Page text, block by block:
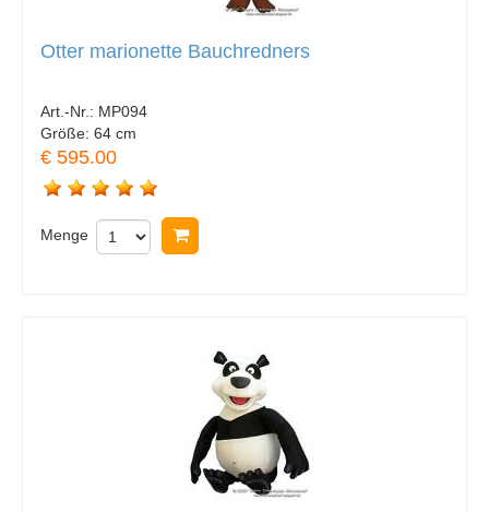
Otter marionette Bauchredners
Art.-Nr.: MP094
Größe: 64 cm
€ 595.00
Menge